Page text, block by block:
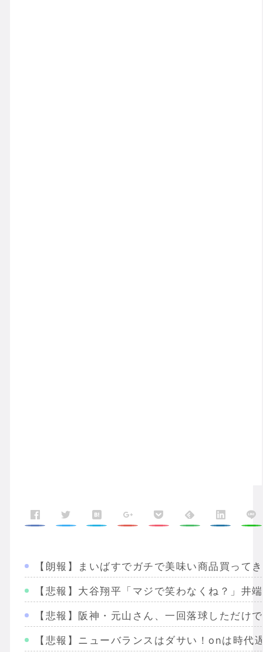
【朗報】まいばすでガチで美味い商品買って
【悲報】大谷翔平「マジで笑わなくね？」井
【悲報】阪神・元山さん、一回落球しただけ
【悲報】ニューバランスはダサい！onは時